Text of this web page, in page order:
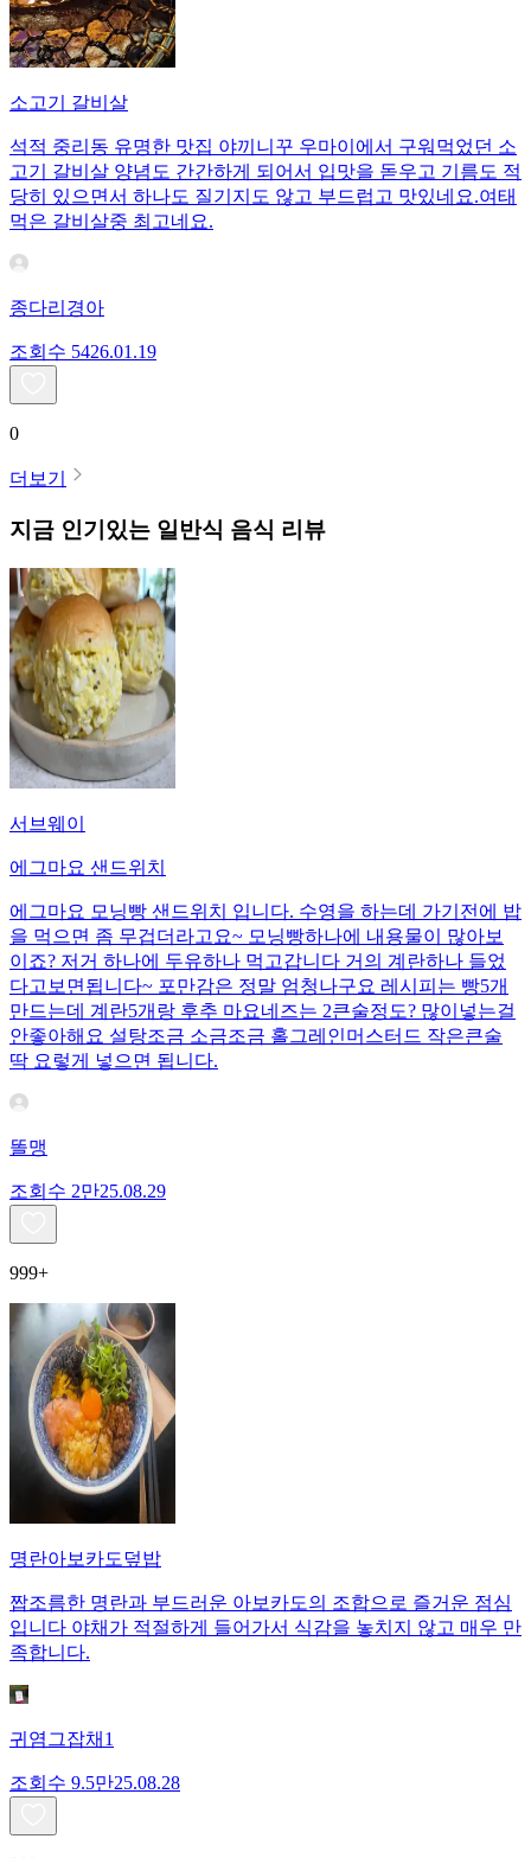
소고기 갈비살
석적 중리동 유명한 맛집 야끼니꾸 우마이에서 구워먹었던 소
고기 갈비살 양념도 간간하게 되어서 입맛을 돋우고 기름도 적
당히 있으면서 하나도 질기지도 않고 부드럽고 맛있네요.여태
먹은 갈비살중 최고네요.
종다리경아
조회수 5426.01.19
0
더보기
지금 인기있는 일반식 음식 리뷰
서브웨이
에그마요 샌드위치
에그마요 모닝빵 샌드위치 입니다. 수영을 하는데 가기전에 밥
을 먹으면 좀 무겁더라고요~ 모닝빵하나에 내용물이 많아보
이죠? 저거 하나에 두유하나 먹고갑니다 거의 계란하나 들었
다고보면됩니다~ 포만감은 정말 엄청나구요 레시피는 빵5개
만드는데 계란5개랑 후추 마요네즈는 2큰술정도? 많이넣는걸
안좋아해요 설탕조금 소금조금 홀그레인머스터드 작은큰술
딱 요렇게 넣으면 됩니다.
똘맹
조회수 2만25.08.29
999+
명란아보카도덮밥
짭조름한 명란과 부드러운 아보카도의 조합으로 즐거운 점심
입니다 야채가 적절하게 들어가서 식감을 놓치지 않고 매우 만
족합니다.
귀염그잡채1
조회수 9.5만25.08.28